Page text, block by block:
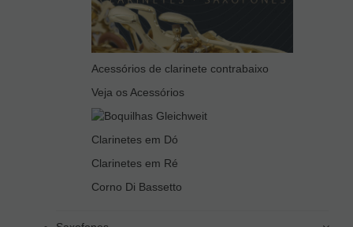
Acessórios de clarinete contrabaixo
Veja os Acessórios
Clarinetes em Dó
Clarinetes em Ré
Corno Di Bassetto